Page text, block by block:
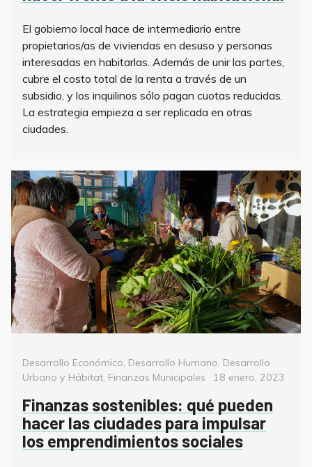
El gobierno local hace de intermediario entre
propietarios/as de viviendas en desuso y personas
interesadas en habitarlas. Además de unir las partes,
cubre el costo total de la renta a través de un
subsidio, y los inquilinos sólo pagan cuotas reducidas.
La estrategia empieza a ser replicada en otras
ciudades.
Categorías
Desarrollo Económico, Desarrollo Humano, Desarrollo
Urbano y Hábitat, Finanzas Municipales
Posted
18 enero, 2023
Finanzas sostenibles: qué pueden
hacer las ciudades para impulsar
los emprendimientos sociales